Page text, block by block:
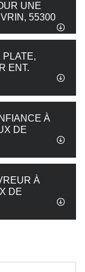
UNE
55300
PLATE,
ENT.
À
DE
À
DE